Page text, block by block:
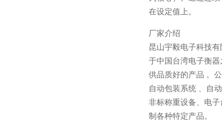
在设定值上。
厂家介绍
昆山宇毅电子科技
于中国台湾电子衡
供品质好的产品 。
自动包装系统 、自
非标称重设备、电
制各种特定产品。